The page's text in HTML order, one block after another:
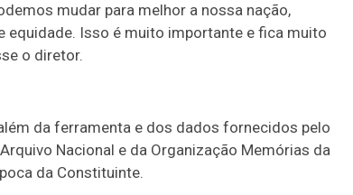
mudar para melhor a nossa nação,
equidade. Isso é muito importante e fica muito
o diretor.
da ferramenta e dos dados fornecidos pelo
Nacional e da Organização Memórias da
da Constituinte.